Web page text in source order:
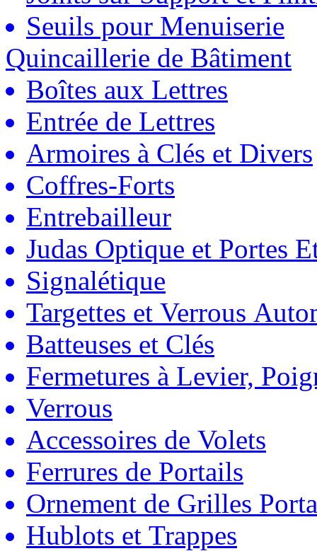
Seuils pour Menuiserie
Quincaillerie de Bâtiment
Boîtes aux Lettres
Entrée de Lettres
Armoires à Clés et Divers
Coffres-Forts
Entrebailleur
Judas Optique et Portes
Signalétique
Targettes et Verrous
Batteuses et Clés
Fermetures à Levier,
Verrous
Accessoires de Volets
Ferrures de Portails
Ornement de Grilles
Hublots et Trappes